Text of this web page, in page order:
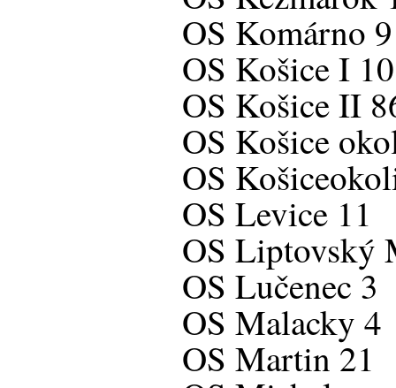
OS Komárno 9
OS Košice I
OS Košice II
OS Košice
OS
OS Levice 11
OS Liptovský
OS Lučenec 3
OS Malacky 4
OS Martin 21